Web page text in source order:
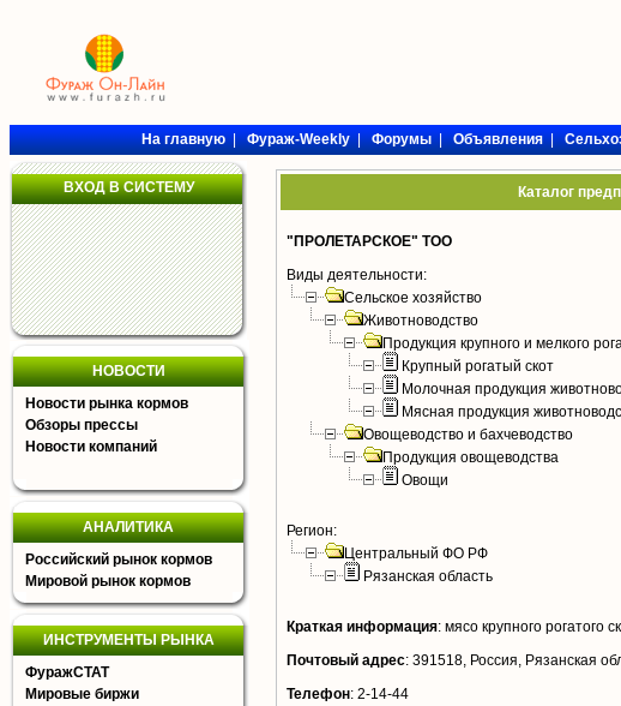
На главную|Фураж-Weekly|Форумы|Объявления|
ВХОД В СИСТЕМУ
НОВОСТИ
Новости рынка кормов
Обзоры прессы
Новости компаний
АНАЛИТИКА
Российский рынок кормов
Мировой рынок кормов
ИНСТРУМЕНТЫ РЫНКА
ФуражСТАТ
Мировые биржи
Каталог
"ПРОЛЕТАРСКОЕ" ТОО
Виды деятельности:
Сельское хозяйство
Животноводство
Продукция крупного и мелкого
Крупный рогатый скот
Молочная продукция
Мясная продукция
Овощеводство и бахчеводство
Продукция овощеводства
Овощи
Регион:
Центральный ФО РФ
Рязанская область
Краткая информация: мясо крупного рогатого
Почтовый адрес: 391518, Россия, Рязанская
Телефон: 2-14-44